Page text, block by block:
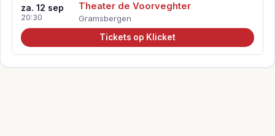
za. 12 sep
20:30
Theater de Voorveghter
Gramsbergen
Tickets op Klicket